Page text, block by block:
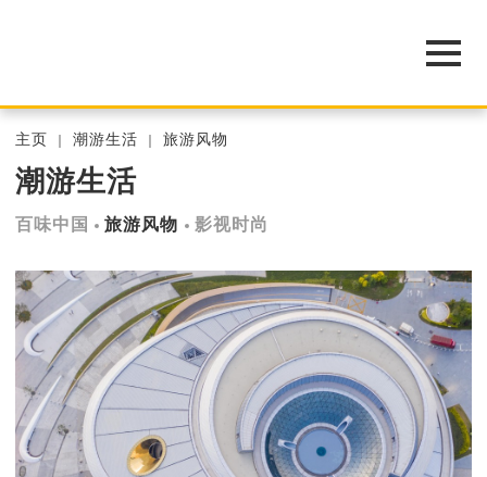
主页 潮游生活 旅游风物
潮游生活
百味中国 旅游风物 影视时尚